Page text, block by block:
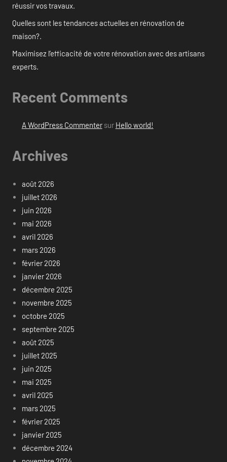
réussir vos travaux.
Quelles sont les tendances actuelles en rénovation de
maison?.
Maximisez l’efficacité de votre rénovation avec des artisans
experts.
Recent Comments
A WordPress Commentersur Hello world!
Archives
août 2026
juillet 2026
juin 2026
mai 2026
avril 2026
mars 2026
février 2026
janvier 2026
décembre 2025
novembre 2025
octobre 2025
septembre 2025
août 2025
juillet 2025
juin 2025
mai 2025
avril 2025
mars 2025
février 2025
janvier 2025
décembre 2024